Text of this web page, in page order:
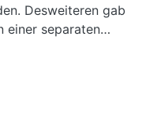
Desweiteren gab
einer separaten
Sauen hatten. Auf
das